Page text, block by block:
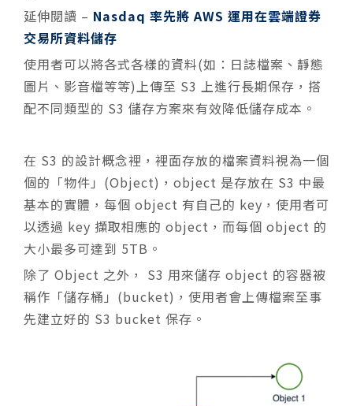
延伸閱讀 – Nasdaq 率先將 AWS 運用在雲端證券
交易所資料儲存
使用者可以將各式各樣的資料(如：日誌檔案、靜態
圖片、影音檔等等)上傳至 S3 上進行長期保存，搭
配不同類型的 S3 儲存方案來有效降低儲存成本。
在 S3 的設計概念裡，裡面存放的檔案資料視為一個
個的「物件」(Object)，object 是存放在 S3 中最
基本的實體，每個 object 有自己的 key，使用者可
以透過 key 擷取相應的 object，而每個 object 的
大小最多可達到 5TB。
除了 Object 之外， S3 用來儲存 object 的容器被
稱作「儲存桶」(bucket)，使用者會上傳檔案至事
先建立好的 S3 bucket 保存。